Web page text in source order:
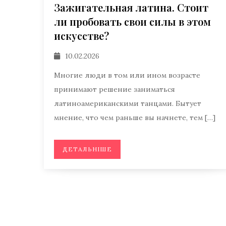
Зажигательная латина. Стоит
ли пробовать свои силы в этом
искусстве?
10.02.2026
Многие люди в том или ином возрасте
принимают решение заниматься
латиноамериканскими танцами. Бытует
мнение, что чем раньше вы начнете, тем […]
ДЕТАЛЬНІШЕ